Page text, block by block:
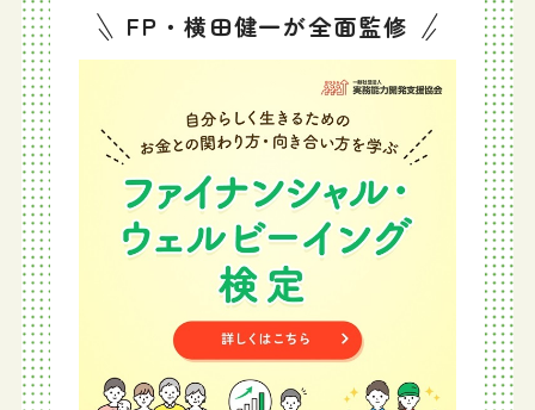
FP・横田健一が全面監修